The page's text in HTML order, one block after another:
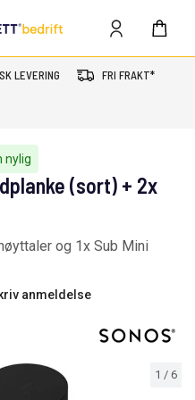
LEVERING FRI FRAKT*
nylig
1 / 6
(sort) + 2x
og 1x Sub Mini
anmeldelse